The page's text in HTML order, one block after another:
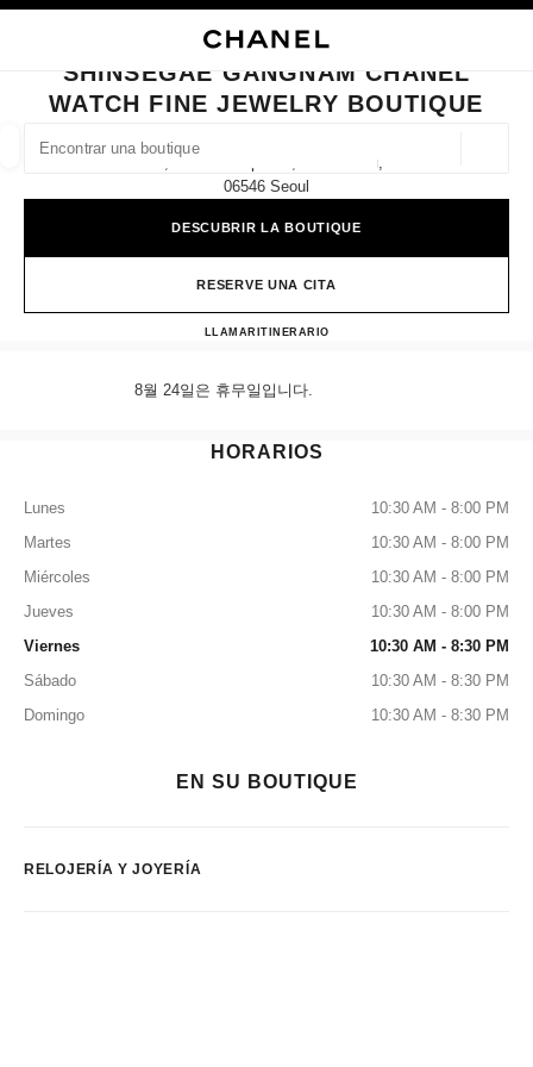
BUSCAR UNA BOUTIQUE
las sugerencias se muestran debajo de esta barra de búsqueda
0 Sugerencias disponibles
CERRAR TARJETA DE BOUTIQUE SHINSEGAE GANGNAM CHANEL
SHINSEGAE GANGNAM CHANEL
WATCH FINE JEWELRY BOUTIQUE
2f, 176 Sinbanpo-Ro, Seocho-Gu,
06546 Seoul
DESCUBRIR LA BOUTIQUE
RESERVE UNA CITA
LLAMAR+82 80 805 9628
ITINERARIOShinsegae Gangnam
8월 24일은 휴무일입니다.
HORARIOS
Lunes
10:30 AM - 8:00 PM
Martes
10:30 AM - 8:00 PM
Miércoles
10:30 AM - 8:00 PM
Jueves
10:30 AM - 8:00 PM
Viernes
10:30 AM - 8:30 PM
Sábado
10:30 AM - 8:30 PM
Domingo
10:30 AM - 8:30 PM
EN SU BOUTIQUE
RELOJERÍA Y JOYERÍA
filtros
resultado de los filtros por: